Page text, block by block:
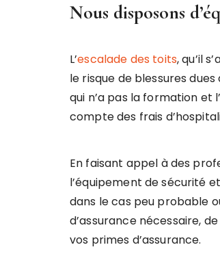
Nous disposons
L’escalade des toits, qu’il
le risque de blessures
qui n’a pas la formation
compte des frais
En faisant appel à des
l’équipement de sécurité
dans le cas peu probable
d’assurance nécessaire,
vos primes d’assurance.